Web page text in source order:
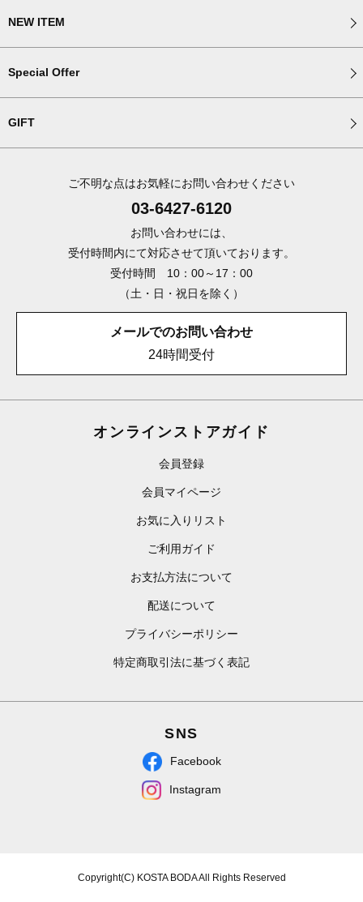
NEW ITEM
Special Offer
GIFT
ご不明な点はお気軽にお問い合わせください
03-6427-6120
お問い合わせには、
受付時間内にて対応させて頂いております。
受付時間 10：00～17：00
（土・日・祝日を除く）
メールでのお問い合わせ
24時間受付
オンラインストアガイド
会員登録
会員マイページ
お気に入りリスト
ご利用ガイド
お支払方法について
配送について
プライバシーポリシー
特定商取引法に基づく表記
SNS
Facebook
Instagram
Copyright(C) KOSTA BODA All Rights Reserved